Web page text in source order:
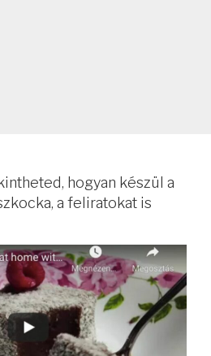
hogyan készül a
a feliratokat is